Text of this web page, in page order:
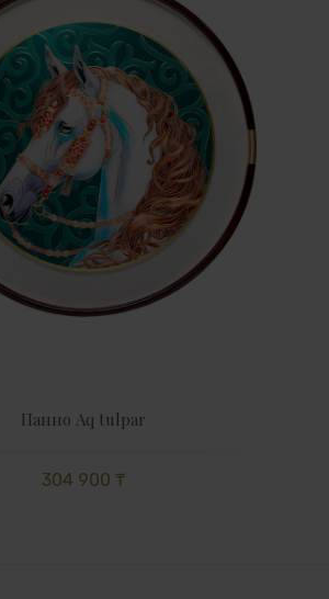
34 000 ₸
Панно Aq tulpar
304 900 ₸